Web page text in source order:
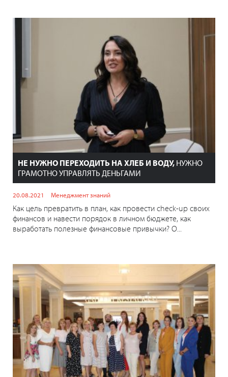
НЕ НУЖНО ПЕРЕХОДИТЬ НА ХЛЕБ И ВОДУ, НУЖНО
ГРАМОТНО УПРАВЛЯТЬ ДЕНЬГАМИ
20.08.2021 Менеджмент знаний
Как цель превратить в план, как провести check-up своих
финансов и навести порядок в личном бюджете, как
выработать полезные финансовые привычки? О...